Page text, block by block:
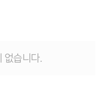
없습니다.